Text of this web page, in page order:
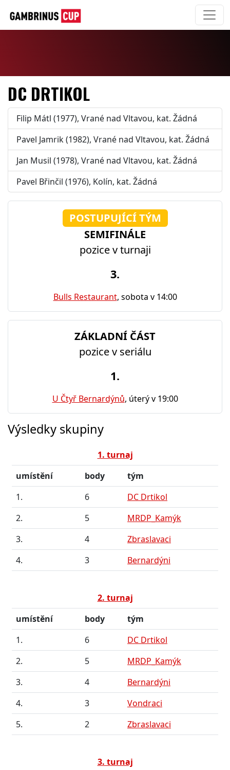
DC DRTIKOL
Filip Mátl (1977), Vrané nad Vltavou, kat. Žádná
Pavel Jamrik (1982), Vrané nad Vltavou, kat. Žádná
Jan Musil (1978), Vrané nad Vltavou, kat. Žádná
Pavel Břinčil (1976), Kolín, kat. Žádná
POSTUPUJÍCÍ TÝM
SEMIFINÁLE
pozice v turnaji
3.
Bulls Restaurant, sobota v 14:00
ZÁKLADNÍ ČÁST
pozice v seriálu
1.
U Čtyř Bernardýnů, úterý v 19:00
Výsledky skupiny
1. turnaj
umístění
body
tým
1.
6
DC Drtikol
2.
5
MRDP_Kamýk
3.
4
Zbraslavaci
4.
3 Bernardýni
2. turnaj
umístění
body
tým
1.
6
DC Drtikol
2.
5
MRDP_Kamýk
3.
4
Bernardýni
4.
3
Vondraci
5.
2 Zbraslavaci
3. turnaj